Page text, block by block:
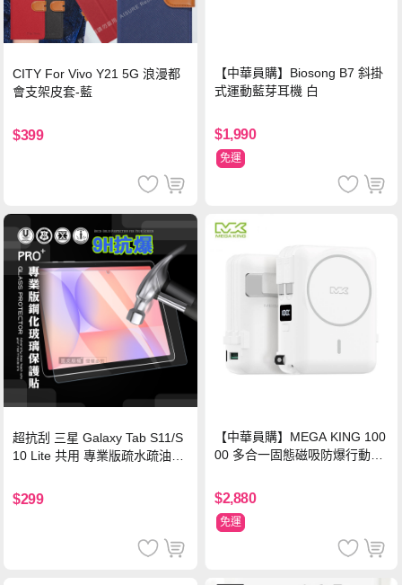
CITY For Vivo Y21 5G 浪漫都
會支架皮套-藍
$399
【中華員購】Biosong B7 斜掛
式運動藍芽耳機 白
$1,990
免運
超抗刮 三星 Galaxy Tab S11/S
10 Lite 共用 專業版疏水疏油9H
$299
【中華員購】MEGA KING 100
00 多合一固態磁吸防爆行動電
$2,880
免運